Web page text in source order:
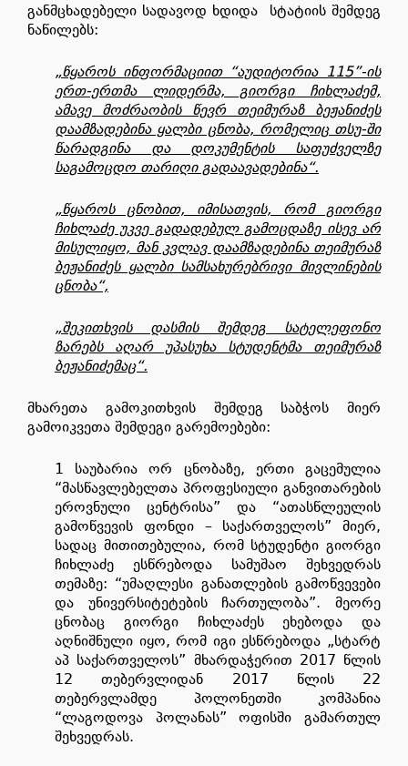
განმცხადებელი სადავოდ ხდიდა სტატიის შემდეგ
ნაწილებს:
„წყაროს ინფორმაციით “აუდიტორია 115”-ის
ერთ-ერთმა ლიდერმა, გიორგი ჩიხლაძემ,
ამავე მოძრაობის წევრ თეიმურაზ ბეჟანიძეს
დაამზადებინა ყალბი ცნობა, რომელიც თსუ-ში
წარადგინა და დოკუმენტის საფუძველზე
საგამოცდო თარიღი გადაავადებინა“.
„წყაროს ცნობით, იმისათვის, რომ გიორგი
ჩიხლაძე უკვე გადადებულ გამოცდაზე ისევ არ
მისულიყო, მან კვლავ დაამზადებინა თეიმურაზ
ბეჟანიძეს ყალბი სამსახურებრივი მივლინების
ცნობა“,
„შეკითხვის დასმის შემდეგ სატელეფონო
ზარებს აღარ უპასუხა სტუდენტმა თეიმურაზ
ბეჟანიძემაც“.
მხარეთა გამოკითხვის შემდეგ საბჭოს მიერ
გამოიკვეთა შემდეგი გარემოებები:
1 საუბარია ორ ცნობაზე, ერთი გაცემულია
“მასწავლებელთა პროფესიული განვითარების
ეროვნული ცენტრისა” და “ათასწლეულის
გამოწვევის ფონდი – საქართველოს” მიერ,
სადაც მითითებულია, რომ სტუდენტი გიორგი
ჩიხლაძე ესწრებოდა სამუშაო შეხვედრას
თემაზე: “უმაღლესი განათლების გამოწვევები
და უნივერსიტეტების ჩართულობა”. მეორე
ცნობაც გიორგი ჩიხლაძეს ეხებოდა და
აღნიშნული იყო, რომ იგი ესწრებოდა „სტარტ
აპ საქართველოს” მხარდაჭერით 2017 წლის
12 თებერვლიდან 2017 წლის 22
თებერვლამდე პოლონეთში კომპანია
“ლაგოდოვა პოლანას” ოფისში გამართულ
შეხვედრას.